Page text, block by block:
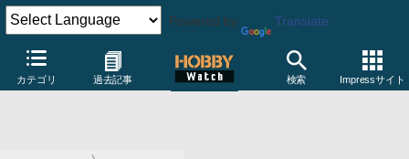
Powered by Translate
カテゴリ 過去記事 検索 Impressサイト